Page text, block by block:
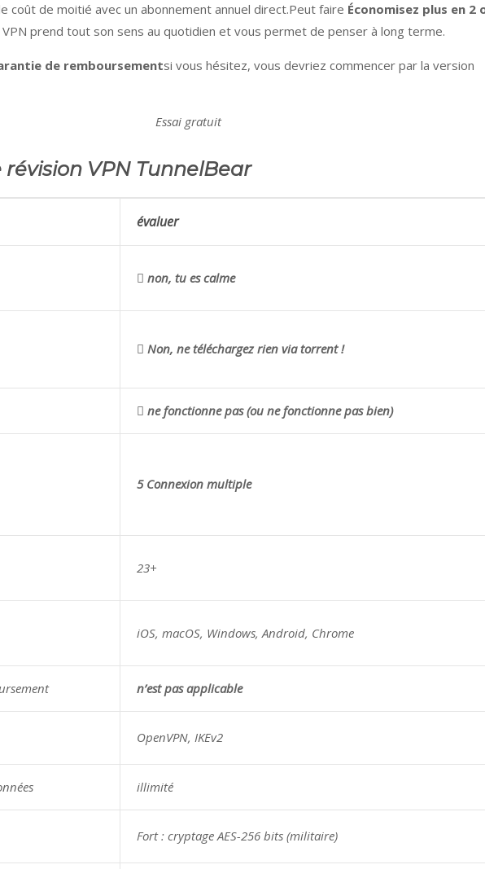
coût de moitié avec un abonnement annuel direct.Peut faire Économisez plus en 2
VPN prend tout son sens au quotidien et vous permet de penser à long terme.
de remboursementsi vous hésitez, vous devriez commencer par la version
Essai gratuit
VPN TunnelBear
évaluer
non, tu es calme
Non, ne téléchargez rien via torrent !
ne fonctionne pas (ou ne fonctionne pas bien)
5 Connexion multiple
23+
iOS, macOS, Windows, Android, Chrome
n’est pas applicable
OpenVPN, IKEv2
illimité
Fort : cryptage AES-256 bits (militaire)